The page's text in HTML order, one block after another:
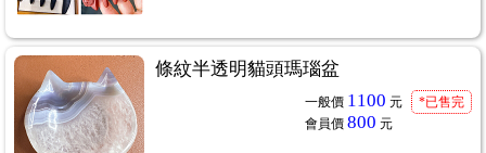
條紋半透明貓頭瑪瑙盆
一般價 1100 元
會員價 800 元
*已售完